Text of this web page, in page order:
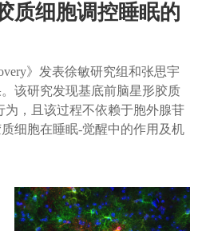
质细胞调控睡眠的
》发表徐敏研究组和张思宇
该研究发现基底前脑星形胶质
，且该过程不依赖于胞外腺苷
细胞在睡眠-觉醒中的作用及机